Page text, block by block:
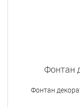
Фонтан
Фонтан